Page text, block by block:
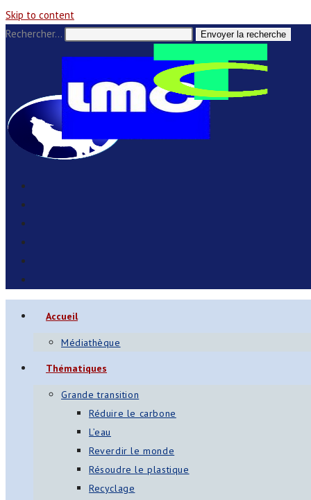
Skip to content
Rechercher…
Envoyer la recherche
Accueil
Médiathèque
Thématiques
Grande transition
Réduire le carbone
L’eau
Reverdir le monde
Résoudre le plastique
Recyclage